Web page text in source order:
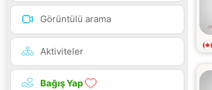
Görüntülü arama
Aktiviteler
Bağış Yap